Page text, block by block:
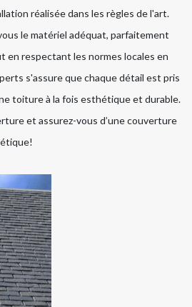
réalisée dans les règles de l'art.
le matériel adéquat, parfaitement
en respectant les normes locales en
s'assure que chaque détail est pris
toiture à la fois esthétique et durable.
et assurez-vous d’une couverture